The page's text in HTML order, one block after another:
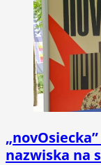
nazwiska na